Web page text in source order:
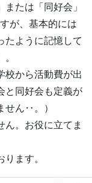
たは「同好会」
が、基本的には
たように記憶して
校から活動費が出
と同好会も定義が
せん‥。）
ん。お役に立てま
ます。